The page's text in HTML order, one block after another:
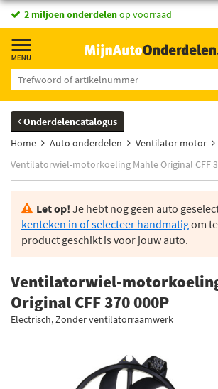
2 miljoen onderdelenop voorraad
Onderdelencatalogus
Home
Auto onderdelen
Ventilator motor
Ventilatorwiel-motorkoeling Mahle Original CFF
Let op! Je hebt nog geen auto
kenteken in of selecteer handmatigom
product geschikt is voor jouw auto.
Ventilatorwiel-
Original CFF 370 000P
Electrisch, Zonder ventilatorraamwerk